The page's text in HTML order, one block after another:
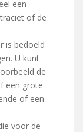
een
of de
is bedoeld
U kunt
de
een grote
of een
voor de